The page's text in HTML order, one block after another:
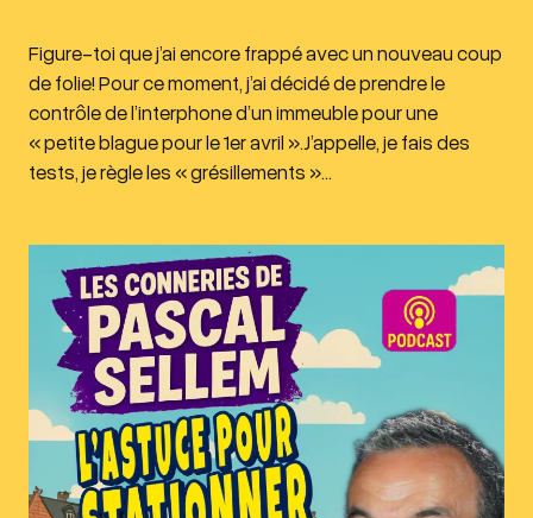
Figure-toi que j’ai encore frappé avec un nouveau coup
de folie! Pour ce moment, j’ai décidé de prendre le
contrôle de l’interphone d’un immeuble pour une
« petite blague pour le 1er avril ».J’appelle, je fais des
tests, je règle les « grésillements »…